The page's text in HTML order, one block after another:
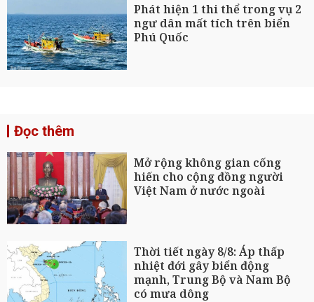
Phát hiện 1 thi thể trong vụ 2
ngư dân mất tích trên biển
Phú Quốc
Đọc thêm
Mở rộng không gian cống
hiến cho cộng đồng người
Việt Nam ở nước ngoài
Thời tiết ngày 8/8: Áp thấp
nhiệt đới gây biển động
mạnh, Trung Bộ và Nam Bộ
có mưa dông